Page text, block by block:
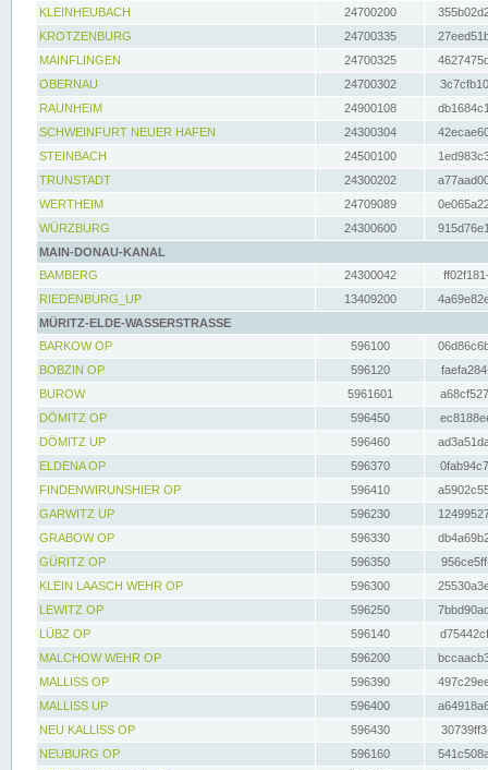
KLEINHEUBACH 24700200
KROTZENBURG
24700335
MAINFLINGEN
24700325
OBERNAU
24700302
RAUNHEIM
24900108
SCHWEINFURT NEUER HAFEN
24300304
STEINBACH
24500100
TRUNSTADT
24300202
WERTHEIM
24709089
WÜRZBURG
24300600
MAIN-DONAU-KANAL
BAMBERG
24300042
RIEDENBURG_UP
13409200
MÜRITZ-ELDE-WASSERSTRASSE
BARKOW OP
596100
BOBZIN OP
596120
BUROW
5961601
DÖMITZ OP
596450
DÖMITZ UP
596460
ELDENA OP
596370
FINDENWIRUNSHIER OP
596410
GARWITZ UP
596230
GRABOW OP
596330
GÜRITZ OP
596350
KLEIN LAASCH WEHR OP
596300
LEWITZ OP
596250
LÜBZ OP
596140
MALCHOW WEHR OP
596200
MALLISS OP
596390
MALLISS UP
596400
NEU KALLISS OP
596430
NEUBURG OP
596160